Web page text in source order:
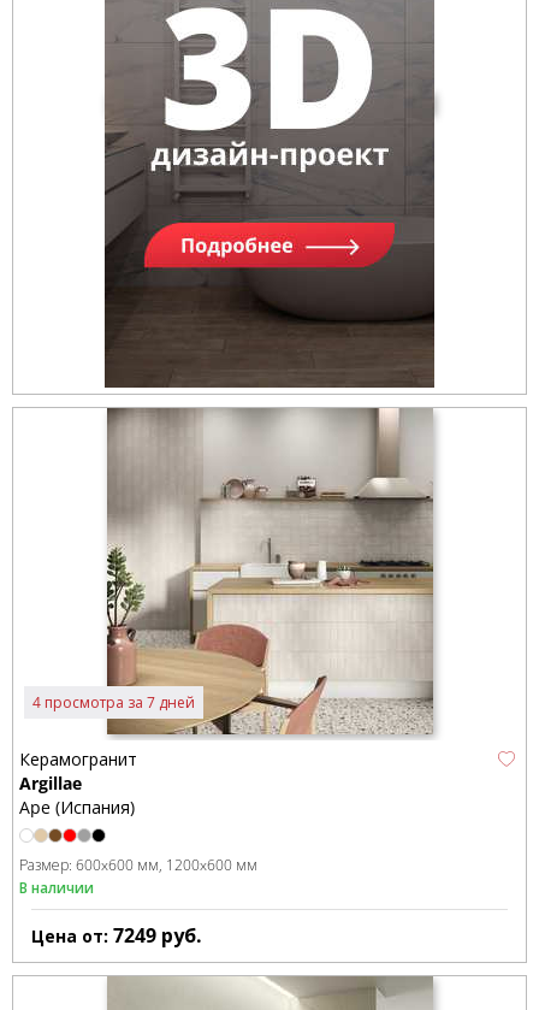
4 просмотра за 7 дней
Керамогранит
Argillae
Ape (Испания)
Размер: 600x600 мм 1200x600 мм
В наличии
Цена от: 7249 руб.